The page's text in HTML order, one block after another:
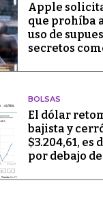
Apple
que prohíba
uso de
secretos
BOLSAS
El dólar
bajista y
$3.204,61, es
por debajo